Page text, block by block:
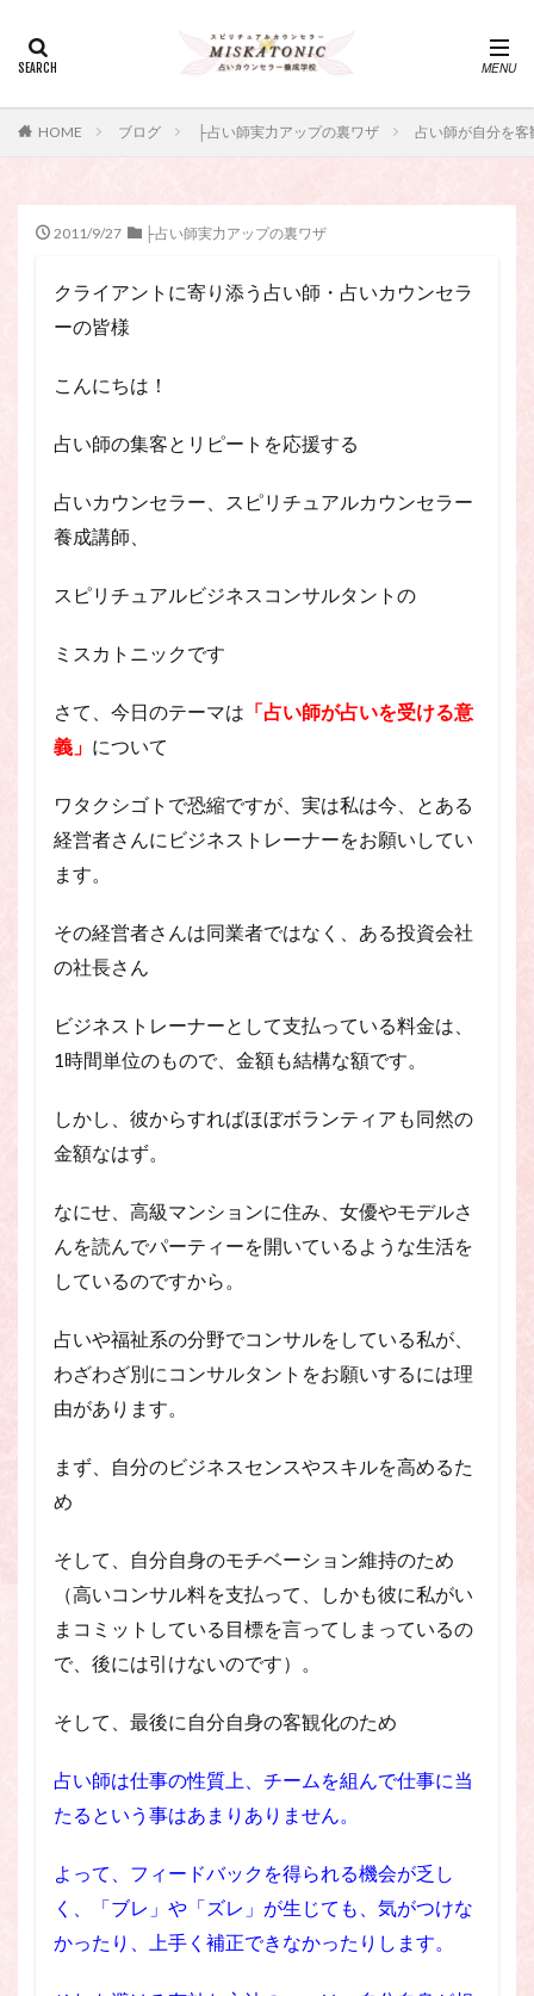
HOME ブログ ├占い師実力アップの裏ワザ 占い師が自分を
2011/9/27 ├占い師実力アップの裏ワザ
クライアントに寄り添う占い師・占いカウンセラ
ーの皆様
こんにちは！
占い師の集客とリピートを応援する
占いカウンセラー、スピリチュアルカウンセラー
養成講師、
スピリチュアルビジネスコンサルタントの
ミスカトニックです
さて、今日のテーマは 「占い師が占いを受ける意
義」 について
ワタクシゴトで恐縮ですが、実は私は今、とある
経営者さんにビジネストレーナーをお願いしてい
ます。
その経営者さんは同業者ではなく、ある投資会社
の社長さん
ビジネストレーナーとして支払っている料金は、
1時間単位のもので、金額も結構な額です。
しかし、彼からすればほぼボランティアも同然の
金額なはず。
なにせ、高級マンションに住み、女優やモデルさ
んを読んでパーティーを開いているような生活を
しているのですから。
占いや福祉系の分野でコンサルをしている私が、
わざわざ別にコンサルタントをお願いするには理
由があります。
まず、自分のビジネスセンスやスキルを高めるた
め
そして、自分自身のモチベーション維持のため
（高いコンサル料を支払って、しかも彼に私がい
まコミットしている目標を言ってしまっているの
で、後には引けないのです）。
そして、最後に自分自身の客観化のため
占い師は仕事の性質上、チームを組んで仕事に当
たるという事はあまりありません。
よって、フィードバックを得られる機会が乏し
く、「ブレ」や「ズレ」が生じても、気がつけな
かったり、上手く補正できなかったりします。
ー、占い師、占い師になりたい、占い講座
引き寄せの法則
心理療法
波動の法則
神さまとのおしゃべり
願いが叶うおまじない
占い師になりたい
占いセラピー
スピリチュアル
スピリチュアル・カウンセラー
スピリチュアル・カウンセラーになりたい
スピリチュアル、スピリチュアル・カウンセラー、スピリチュ
ング、スピリチュアル・セッション、スピリチュアル・セラピ
ー、スピリチュアルカウンセラー、スピリチュアル講座、占い
カウンセラー、占いカウンセリング、占いセラピー、占い師、
占いカウンセリング
スピリチュアルカウンセラー
スピリチュアル講座
パワースポット
ヒプノセラピー